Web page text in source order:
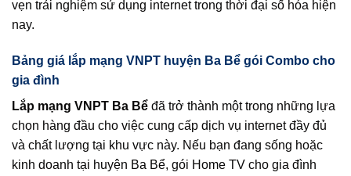
vẹn trải nghiệm sử dụng internet trong thời đại số hóa hiện
nay.
Bảng giá lắp mạng VNPT huyện Ba Bể gói Combo cho
gia đình
Lắp mạng VNPT Ba Bể đã trở thành một trong những lựa
chọn hàng đầu cho việc cung cấp dịch vụ internet đầy đủ
và chất lượng tại khu vực này. Nếu bạn đang sống hoặc
kinh doanh tại huyện Ba Bể, gói Home TV cho gia đình